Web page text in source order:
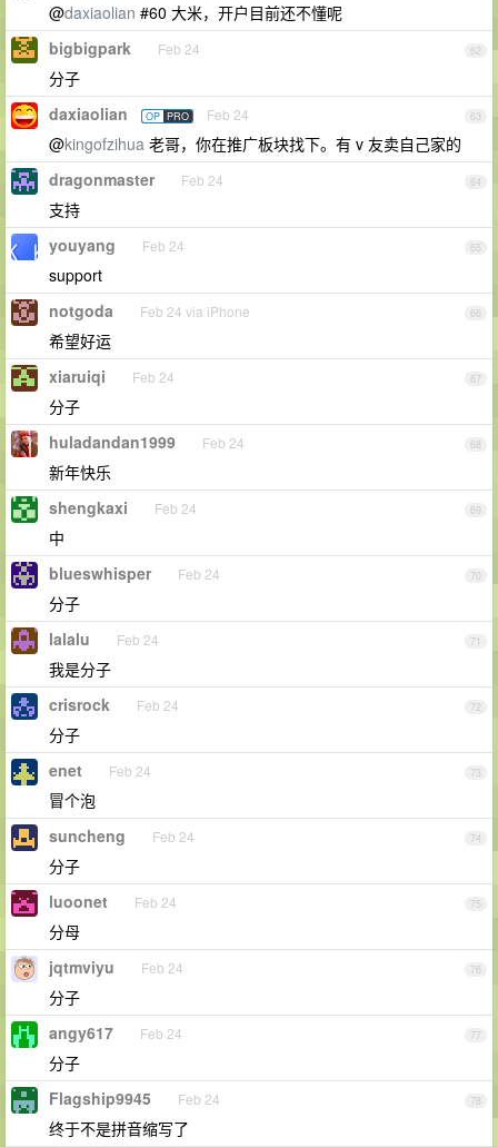
@daxiaolian #60 大米，开户目前还不懂呢
62
bigbigpark Feb 24
分子
63
daxiaolian OP PRO Feb 24
@kingofzihua 老哥，你在推广板块找下。有 v 友卖自己家的
64
dragonmaster Feb 24
支持
65
youyang Feb 24
support
66
notgoda Feb 24 via iPhone
希望好运
67
xiaruiqi Feb 24
分子
68
huladandan1999 Feb 24
新年快乐
69
shengkaxi Feb 24
中
70
blueswhisper Feb 24
分子
71
lalalu Feb 24
我是分子
72
crisrock Feb 24
分子
73
enet Feb 24
冒个泡
74
suncheng Feb 24
分子
75
luoonet Feb 24
分母
76
jqtmviyu Feb 24
分子
77
angy617 Feb 24
分子
78
Flagship9945 Feb 24
终于不是拼音缩写了